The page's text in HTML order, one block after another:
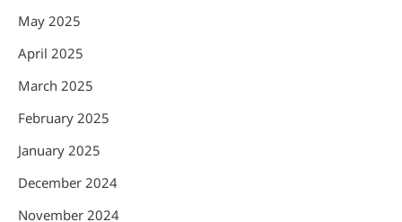
May 2025
April 2025
March 2025
February 2025
January 2025
December 2024
November 2024